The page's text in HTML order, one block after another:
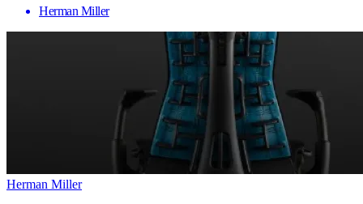
Herman Miller
Herman Miller